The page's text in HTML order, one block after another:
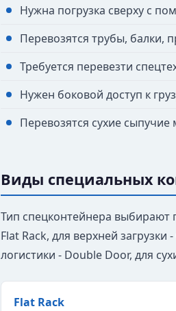
Нужна погрузка сверху с
Перевозятся трубы, балки,
Требуется перевезти
Нужен боковой доступ к
Перевозятся сухие
Виды специальных
Тип спецконтейнера выбирают
Flat Rack, для верхней
логистики - Double Door, для
Flat Rack